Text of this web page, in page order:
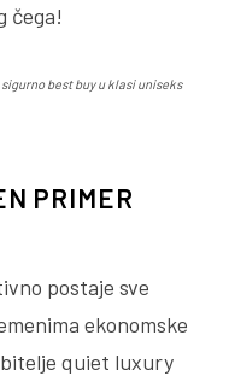
čega!
best buy u klasi uniseks
PRIMER
postaje sve
ekonomske
quiet luxury